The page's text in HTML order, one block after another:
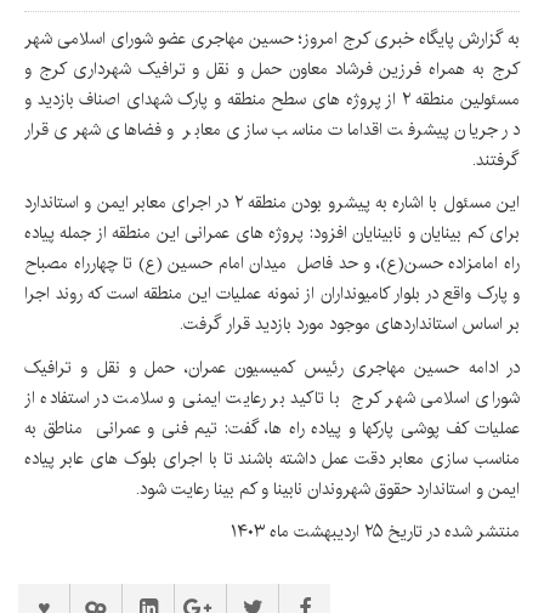
به گزارش پایگاه خبری کرج امروز؛ حسین مهاجری عضو شورای اسلامی شهر
کرج به همراه فرزین فرشاد معاون حمل و نقل و ترافیک شهرداری کرج و
مسئولین منطقه ۲ از پروژه های سطح منطقه و پارک شهدای اصناف بازدید و
در جریان پیشرفت اقدامات مناسب سازی معابر و فضاهای شهری قرار
گرفتند.
این مسئول با اشاره به پیشرو بودن منطقه ۲ در اجرای معابر ایمن و استاندارد
برای کم بینایان و نابینایان افزود: پروژه های عمرانی این منطقه از جمله پیاده
راه امامزاده حسن(ع)، و حد فاصل میدان امام حسین (ع) تا چهارراه مصباح
و پارک واقع در بلوار کامیونداران از نمونه عملیات این منطقه است که روند اجرا
بر اساس استانداردهای موجود مورد بازدید قرار گرفت.
در ادامه حسین مهاجری رئیس کمیسیون عمران، حمل و نقل و ترافیک
شورای اسلامی شهر کرج با تاکید بر رعایت ایمنی و سلامت در استفاده از
عملیات کف پوشی پارکها و پیاده راه ها، گفت: تیم فنی و عمرانی مناطق به
مناسب سازی معابر دقت عمل داشته باشند تا با اجرای بلوک های عابر پیاده
ایمن و استاندارد حقوق شهروندان نابینا و کم بینا رعایت شود.
منتشر شده در تاریخ ۲۵ اردیبهشت ماه ۱۴۰۳